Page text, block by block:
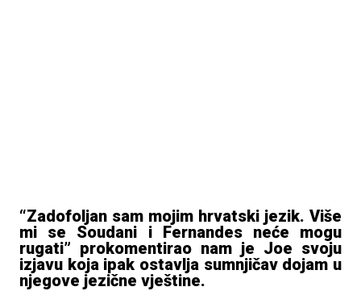
“Zadofoljan sam mojim hrvatski jezik. Više
mi se Soudani i Fernandes neće mogu
rugati” prokomentirao nam je Joe svoju
izjavu koja ipak ostavlja sumnjičav dojam u
njegove jezične vještine.